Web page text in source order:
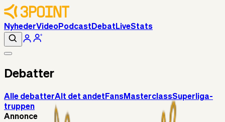
NyhederVideoPodcast Debat LiveStats
Debatter
Alle debatterAlt det andet FansMasterclassSuperliga-
truppen
Annonce